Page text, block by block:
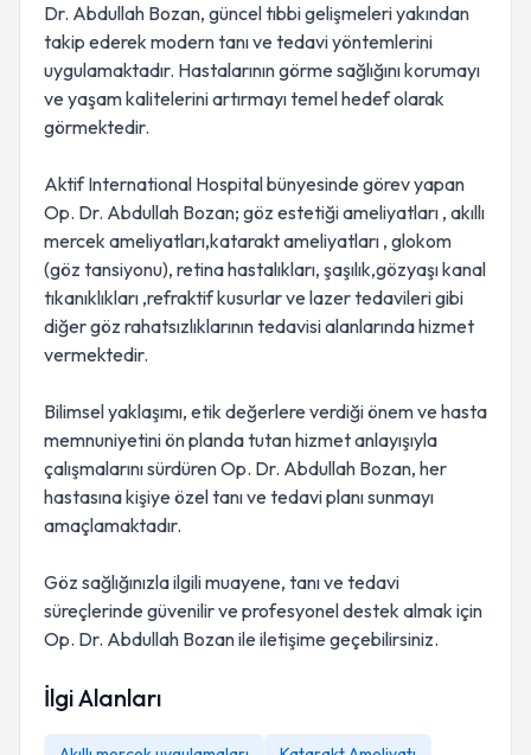
Dr. Abdullah Bozan, güncel tıbbi gelişmeleri yakından
takip ederek modern tanı ve tedavi yöntemlerini
uygulamaktadır. Hastalarının görme sağlığını korumayı
ve yaşam kalitelerini artırmayı temel hedef olarak
görmektedir.
Aktif International Hospital bünyesinde görev yapan
Op. Dr. Abdullah Bozan; göz estetiği ameliyatları , akıllı
mercek ameliyatları,katarakt ameliyatları , glokom
(göz tansiyonu), retina hastalıkları, şaşılık,gözyaşı kanal
tıkanıklıkları ,refraktif kusurlar ve lazer tedavileri gibi
diğer göz rahatsızlıklarının tedavisi alanlarında hizmet
vermektedir.
Bilimsel yaklaşımı, etik değerlere verdiği önem ve hasta
memnuniyetini ön planda tutan hizmet anlayışıyla
çalışmalarını sürdüren Op. Dr. Abdullah Bozan, her
hastasına kişiye özel tanı ve tedavi planı sunmayı
amaçlamaktadır.
Göz sağlığınızla ilgili muayene, tanı ve tedavi
süreçlerinde güvenilir ve profesyonel destek almak için
Op. Dr. Abdullah Bozan ile iletişime geçebilirsiniz.
İlgi Alanları